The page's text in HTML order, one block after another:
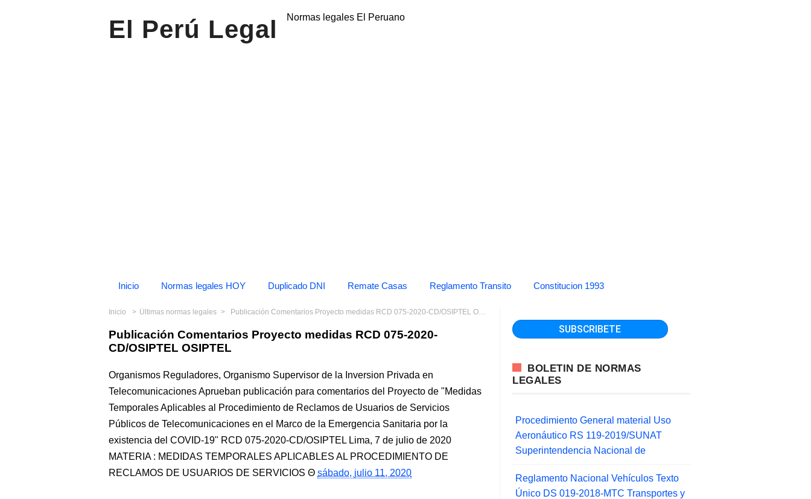
El Perú Legal Normas legales El Peruano
Inicio Normas legales HOY Duplicado DNI Remate Casas Reglamento Transito Constitucion 1993
Inicio Últimas normas legales Publicación Comentarios Proyecto medidas RCD 075-2020-CD/OSIPTEL OSIPTEL
Publicación Comentarios Proyecto medidas RCD 075-2020-
CD/OSIPTEL OSIPTEL
Organismos Reguladores, Organismo Supervisor de la Inversion Privada en
Telecomunicaciones Aprueban publicación para comentarios del Proyecto de "Medidas
Temporales Aplicables al Procedimiento de Reclamos de Usuarios de Servicios
Públicos de Telecomunicaciones en el Marco de la Emergencia Sanitaria por la
existencia del COVID-19" RCD 075-2020-CD/OSIPTEL Lima, 7 de julio de 2020
MATERIA : MEDIDAS TEMPORALES APLICABLES AL PROCEDIMIENTO DE
RECLAMOS DE USUARIOS DE SERVICIOS
sábado, julio 11, 2020
BOLETIN DE NORMAS
LEGALES
Procedimiento General material Uso
Aeronáutico RS 119-2019/SUNAT
Superintendencia Nacional de
Reglamento Nacional Vehículos Texto
Único DS 019-2018-MTC Transportes y